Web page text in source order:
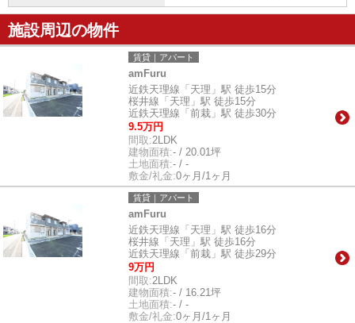
施設周辺の物件
賃貸｜アパート
amFuru
近鉄天理線「天理」駅 徒歩15分
桜井線「天理」駅 徒歩15分
近鉄天理線「前栽」駅 徒歩30分
9.5万円
間取:2LDK
建物面積:- / 20.01坪
土地面積:- / -
敷金/礼金:0ヶ月/1ヶ月
賃貸｜アパート
amFuru
近鉄天理線「天理」駅 徒歩16分
桜井線「天理」駅 徒歩16分
近鉄天理線「前栽」駅 徒歩29分
9万円
間取:2LDK
建物面積:- / 16.21坪
土地面積:- / -
敷金/礼金:0ヶ月/1ヶ月